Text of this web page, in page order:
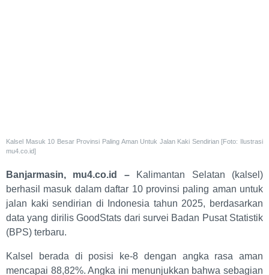
Kalsel Masuk 10 Besar Provinsi Paling Aman Untuk Jalan Kaki Sendirian [Foto: Ilustrasi
mu4.co.id]
Banjarmasin, mu4.co.id –Kalimantan Selatan (kalsel)
berhasil masuk dalam daftar 10 provinsi paling aman untuk
jalan kaki sendirian di Indonesia tahun 2025, berdasarkan
data yang dirilis GoodStats dari survei Badan Pusat Statistik
(BPS) terbaru.
Kalsel berada di posisi ke-8 dengan angka rasa aman
mencapai 88,82%. Angka ini menunjukkan bahwa sebagian